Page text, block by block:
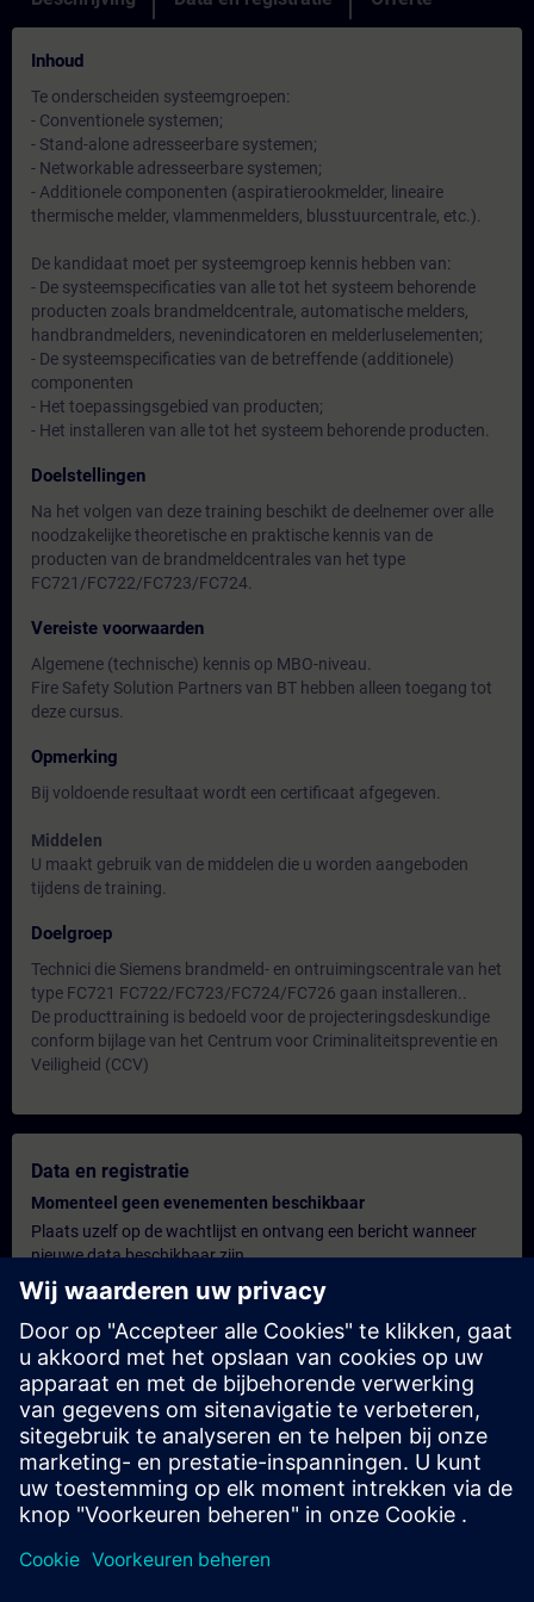
Inhoud
Te onderscheiden systeemgroepen:
- Conventionele systemen;
- Stand-alone adresseerbare systemen;
- Networkable adresseerbare systemen;
- Additionele componenten (aspiratierookmelder, lineaire
thermische melder, vlammenmelders, blusstuurcentrale, etc.).
De kandidaat moet per systeemgroep kennis hebben van:
- De systeemspecificaties van alle tot het systeem behorende
producten zoals brandmeldcentrale, automatische melders,
handbrandmelders, nevenindicatoren en melderluselementen;
- De systeemspecificaties van de betreffende (additionele)
componenten
- Het toepassingsgebied van producten;
- Het installeren van alle tot het systeem behorende producten.
Doelstellingen
Na het volgen van deze training beschikt de deelnemer over alle
noodzakelijke theoretische en praktische kennis van de
producten van de brandmeldcentrales van het type
FC721/FC722/FC723/FC724.
Vereiste voorwaarden
Algemene (technische) kennis op MBO-niveau.
Fire Safety Solution Partners van BT hebben alleen toegang tot
deze cursus.
Opmerking
Bij voldoende resultaat wordt een certificaat afgegeven.
Middelen
U maakt gebruik van de middelen die u worden aangeboden
tijdens de training.
Doelgroep
Technici die Siemens brandmeld- en ontruimingscentrale van het
type FC721 FC722/FC723/FC724/FC726 gaan installeren..
De producttraining is bedoeld voor de projecteringsdeskundige
conform bijlage van het Centrum voor Criminaliteitspreventie en
Veiligheid (CCV)
Data en registratie
Momenteel geen evenementen beschikbaar
Plaats uzelf op de wachtlijst en ontvang een bericht wanneer
nieuwe data beschikbaar zijn.
Hou me op de hoogte
Persoonlijk offerte
U wenst een gepersonaliseerde offerte? Na het verstrekken van
uw persoonlijke gegevens sturen wij u onmiddellijk een
gepersonaliseerde aanbieding naar uw e-mailadres.
Stuur een persoonlijke offerte